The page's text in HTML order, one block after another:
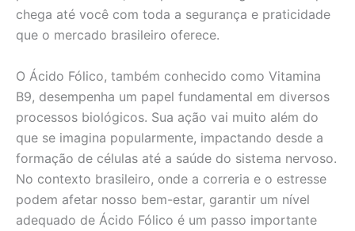
chega até você com toda a segurança e praticidade
que o mercado brasileiro oferece.
O Ácido Fólico, também conhecido como Vitamina
B9, desempenha um papel fundamental em diversos
processos biológicos. Sua ação vai muito além do
que se imagina popularmente, impactando desde a
formação de células até a saúde do sistema nervoso.
No contexto brasileiro, onde a correria e o estresse
podem afetar nosso bem-estar, garantir um nível
adequado de Ácido Fólico é um passo importante